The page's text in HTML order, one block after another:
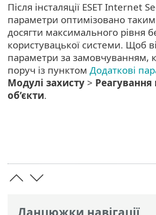
Після інсталяції ESET Internet
параметри оптимізовано
досягти максимального рівня
користувацької системи. Щоб
параметри за замовчуванням,
поруч із пунктом Додаткові
Модулі захисту > Реагування
об’єкти.